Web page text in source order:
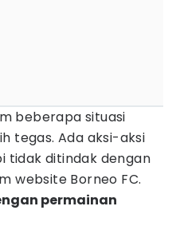
beberapa situasi
tegas. Ada aksi-aksi
tidak ditindak dengan
website Borneo FC.
permainan